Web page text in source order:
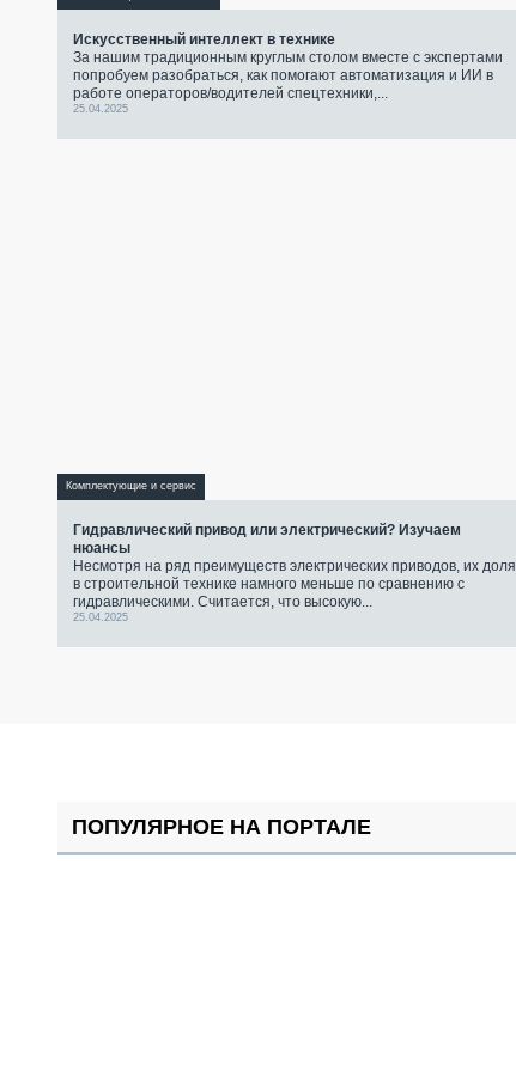
Искусственный интеллект в технике
За нашим традиционным круглым столом вместе с экспертами
попробуем разобраться, как помогают автоматизация и ИИ в
работе операторов/водителей спецтехники,...
25.04.2025
Комплектующие и сервис
Гидравлический привод или электрический? Изучаем
нюансы
Несмотря на ряд преимуществ электрических приводов, их доля
в строительной технике намного меньше по сравнению с
гидравлическими. Считается, что высокую...
25.04.2025
ПОПУЛЯРНОЕ НА ПОРТАЛЕ